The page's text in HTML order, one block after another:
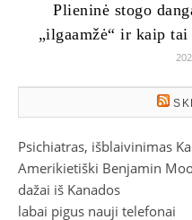
Plieninė stogo
„ilgaamžė“ ir kaip
Psichiatras, išblaivinimas
Amerikietiški Benjamin
dažai iš Kanados
labai pigus nauji telefonai